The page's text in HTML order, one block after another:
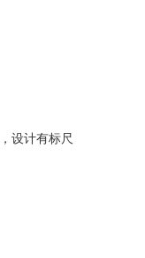
，设计有标尺